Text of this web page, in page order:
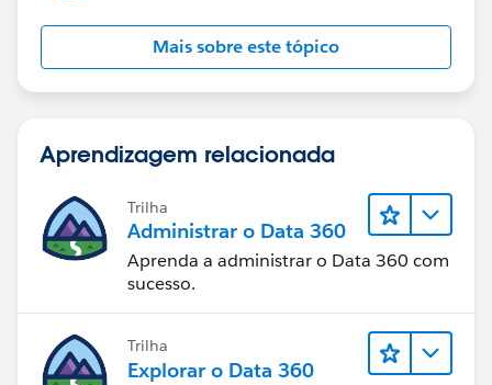
Mais sobre este tópico
Aprendizagem relacionada
Trilha
Administrar o Data 360
Aprenda a administrar o Data 360 com
sucesso.
Trilha
Explorar o Data 360